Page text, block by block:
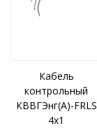
Кабель
контрольный
КВВГЭнг(A)-FRLS
4x1